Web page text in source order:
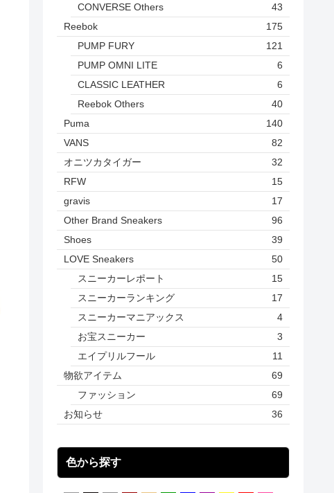
CONVERSE Others
43
Reebok
175
PUMP FURY
121
PUMP OMNI LITE
6
CLASSIC LEATHER
6
Reebok Others
40
Puma
140
VANS
82
オニツカタイガー
32
RFW
15
gravis
17
Other Brand Sneakers
96
Shoes
39
LOVE Sneakers
50
スニーカーレポート
15
スニーカーランキング
17
スニーカーマニアックス
4
お宝スニーカー
3
エイプリルフール
11
物欲アイテム
69
ファッション
69
お知らせ
36
色から探す